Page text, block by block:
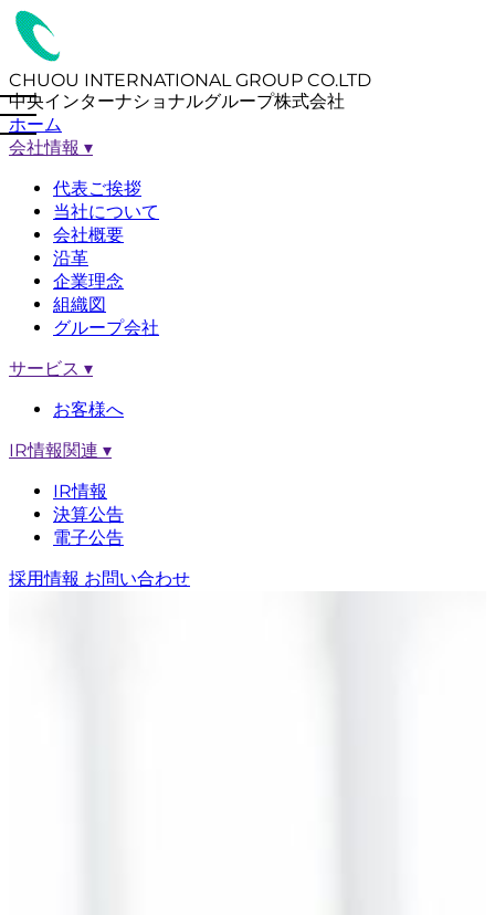
CHUOU INTERNATIONAL GROUP CO.LTD
中央インターナショナルグループ株式会社
ホーム
会社情報 ▾
代表ご挨拶
当社について
会社概要
沿革
企業理念
組織図
グループ会社
サービス ▾
お客様へ
IR情報関連 ▾
IR情報
決算公告
電子公告
採用情報 お問い合わせ